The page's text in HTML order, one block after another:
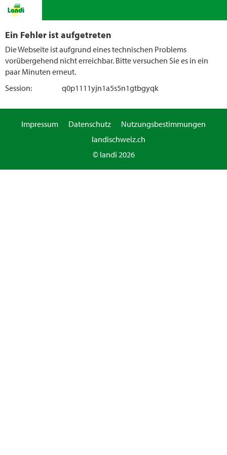
Ein Fehler ist aufgetreten
Die Webseite ist aufgrund eines technischen Problems
vorübergehend nicht erreichbar. Bitte versuchen Sie es in ein
paar Minuten erneut.
Session:
q0p1111yjn1a5s5n1gtbgyqk
Impressum Datenschutz
Nutzungsbestimmungen
landischweiz.ch
© landi 2026